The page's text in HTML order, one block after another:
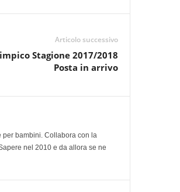
Articolo successivo
Stagione 2017/2018
Posta in arrivo
per bambini. Collabora con la
nel 2010 e da allora se ne